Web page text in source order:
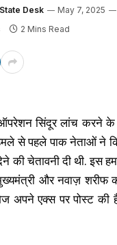
Desk May 7, 2025
2 Mins Read
सिंदूर लांच करने के
से पहले पाक नेताओं ने
की चेतावनी दी थी. इस
और नवाज़ शरीफ
अपने एक्स पर पोस्ट की